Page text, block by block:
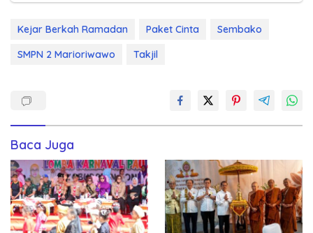
Kejar Berkah Ramadan Paket Cinta
Sembako
SMPN 2 Marioriwawo
Takjil
Baca Juga